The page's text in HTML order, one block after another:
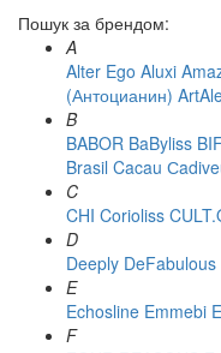
Пошук за брендом:
A
Alter Ego Aluxi
(Антоцианин)
B
BABOR BaByliss
Brasil Cacau
C
CHI Corioliss
D
Deeply DeFabulous
E
Echosline Emmebi
F